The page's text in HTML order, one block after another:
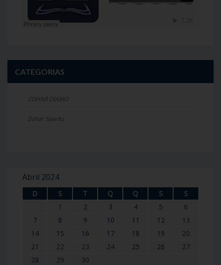
CATEGORIAS
ZOHAR DIÁRIO
Zohar Sparks
Abril 2024
D S T Q Q S S
1 2 3 4 5
6
7
8 9 10 11 12
13
14
15 16 17 18 19
20
21
22 23 24 25 26
27
28
29 30